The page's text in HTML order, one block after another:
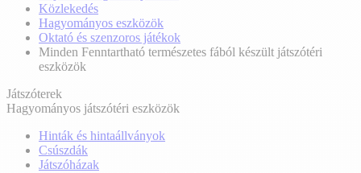
Közlekedés
Hagyományos eszközök
Oktató és szenzoros játékok
Minden Fenntartható természetes fából készült játszótéri
eszközök
Játszóterek
Hagyományos játszótéri eszközök
Hinták és hintaállványok
Csúszdák
Játszóházak